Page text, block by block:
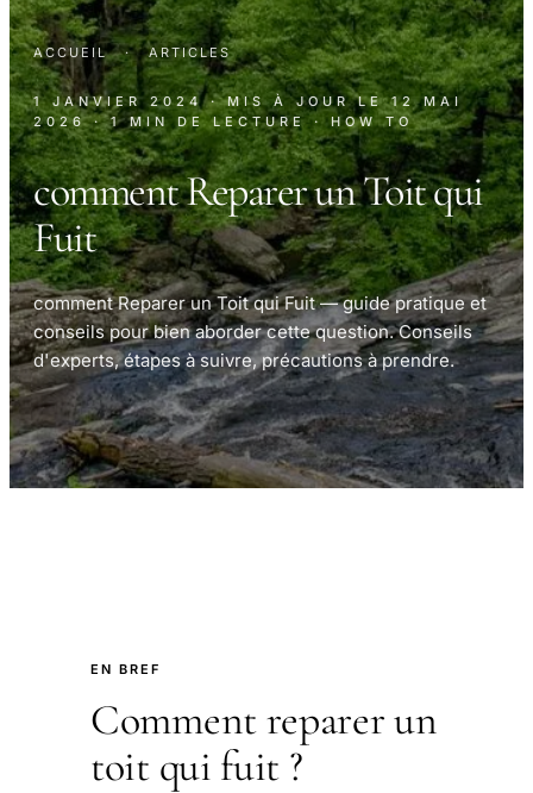
ACCUEIL · ARTICLES
1 JANVIER 2024 · MIS À JOUR LE12 MAI
2026 · 1 MIN DE LECTURE · HOW TO
comment Reparer un Toit qui
Fuit
comment Reparer un Toit qui Fuit — guide pratique et
conseils pour bien aborder cette question. Conseils
d'experts, étapes à suivre, précautions à prendre.
EN BREF
Comment reparer un
toit qui fuit ?